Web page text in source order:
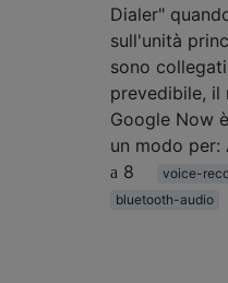
Dialer"
sull'unità
sono
prevedibile, il
Google Now
un modo
8
voice-
bluetooth-audio